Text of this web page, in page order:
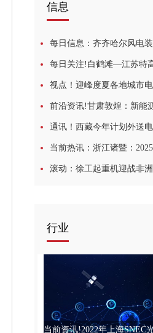
信息
视点！迎峰度夏各地城市
前沿资讯!甘肃敦煌：新能
通讯！西藏今年计划外送
滚动：徐工起重机迎战非
行业